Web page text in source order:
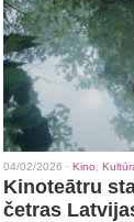
04/02/2026 · Kino
Kinoteātru
četras